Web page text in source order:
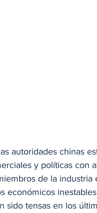
autoridades chinas
y políticas con
de la
económicos
sido tensas en los